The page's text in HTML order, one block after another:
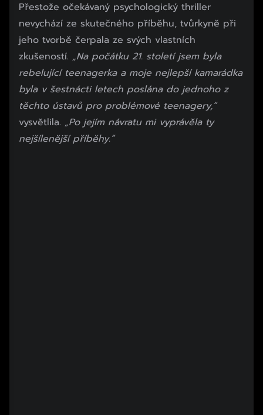
Začátek reklamy
Konec reklamy
Přestože očekávaný psychologický thriller
nevychází ze skutečného příběhu, tvůrkyně při
jeho tvorbě čerpala ze svých vlastních
zkušeností. „Na počátku 21. století jsem byla
rebelující teenagerka a moje nejlepší kamarádka
byla v šestnácti letech poslána do jednoho z
těchto ústavů pro problémové teenagery,“
vysvětlila. „Po jejím návratu mi vyprávěla ty
nejšílenější příběhy.”